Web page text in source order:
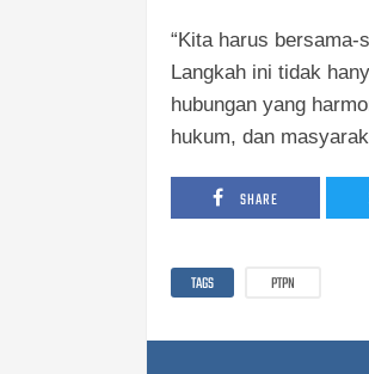
“Kita harus
Langkah ini tidak
hubungan yang
hukum, dan
SHARE
TAGS PTPN